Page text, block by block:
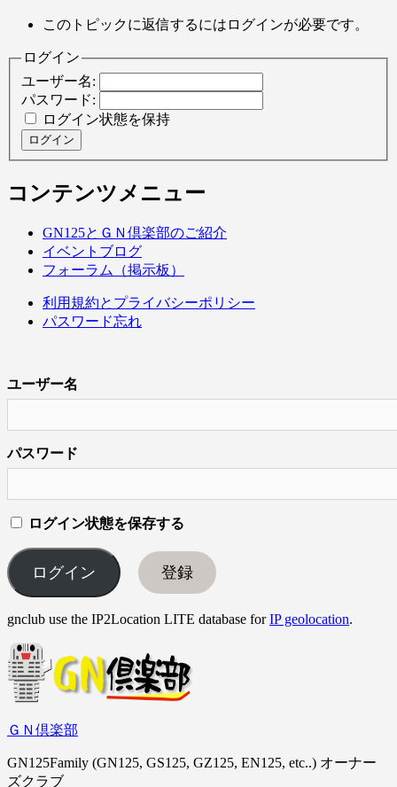
このトピックに返信するにはログインが必要です。
ログイン
ユーザー名:
パスワード:
ログイン状態を保持
ログイン
コンテンツメニュー
GN125とＧＮ倶楽部のご紹介
イベントブログ
フォーラム（掲示板）
利用規約とプライバシーポリシー
パスワード忘れ
ユーザー名
パスワード
ログイン状態を保存する
登録
gnclub use the IP2Location LITE database forIP geolocation.
ＧＮ倶楽部
GN125Family (GN125, GS125, GZ125, EN125, etc..) オーナー
ズクラブ